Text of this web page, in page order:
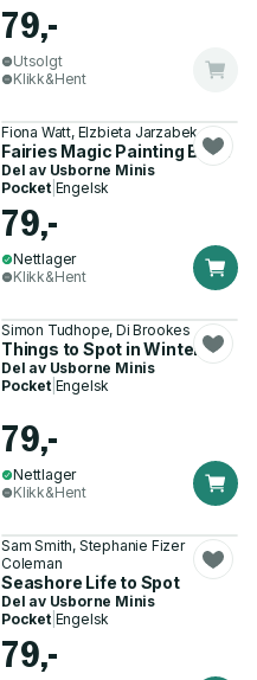
79,-
Utsolgt
Klikk&Hent
Fiona Watt, Elzbieta Jarzabek
Fairies Magic Painting Book
Del av Usborne Minis
Pocket| Engelsk
79,-
Nettlager
Klikk&Hent
Simon Tudhope, Di Brookes
Things to Spot in Winter
Del av Usborne Minis
Pocket| Engelsk
79,-
Nettlager
Klikk&Hent
Sam Smith, Stephanie Fizer
Coleman
Seashore Life to Spot
Del av Usborne Minis
Pocket| Engelsk
79,-